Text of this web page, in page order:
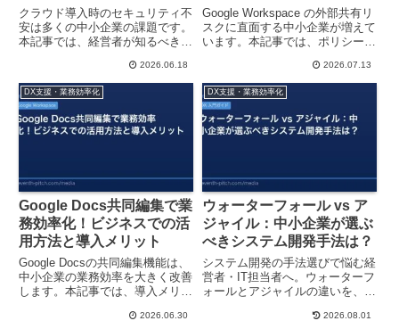
クラウド導入時のセキュリティ不
安は多くの中小企業の課題です。
本記事では、経営者が知るべき対
DXを進めるポイントをまとめま
した。
2026.06.18
設定ガイド
Google Workspace の外部共有リ
スクに直面する中小企業が増えて
います。本記事では、ポリシー設
べき 5 つの設定、成功事例をわ
かりやすく解説します。
2026.07.13
DX支援・業務効率化
Google Docs共同編集で業
務効率化！ビジネスでの活
用方法と導入メリット
Google Docsの共同編集機能は、
中小企業の業務効率を大きく改善
します。本記事では、導入メリッ
2026.06.30
DX支援・業務効率化
ウォーターフォール vs ア
ジャイル：中小企業が選ぶ
べきシステム開発手法は？
システム開発の手法選びで悩む経
営者・IT担当者へ。ウォーターフ
ォールとアジャイルの違いを、コ
2026.08.01